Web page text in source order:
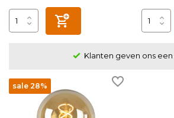
Klanten geven ons een
sale 28%